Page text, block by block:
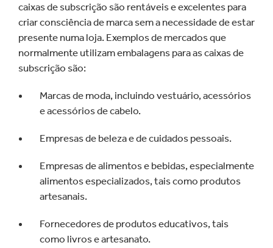
caixas de subscrição são rentáveis e excelentes para
criar consciência de marca sem a necessidade de estar
presente numa loja. Exemplos de mercados que
normalmente utilizam embalagens para as caixas de
subscrição são:
Marcas de moda, incluindo vestuário, acessórios
e acessórios de cabelo.
Empresas de beleza e de cuidados pessoais.
Empresas de alimentos e bebidas, especialmente
alimentos especializados, tais como produtos
artesanais.
Fornecedores de produtos educativos, tais
como livros e artesanato.